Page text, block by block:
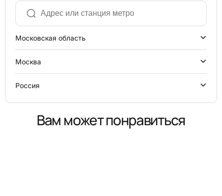
Московская область
Москва
Россия
Вам может понравиться